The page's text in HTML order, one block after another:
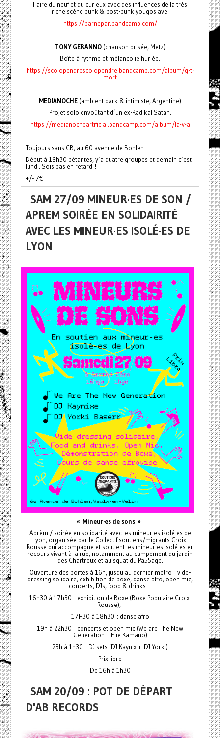
Faire du neuf et du curieux avec des influences de la très
riche scène punk & post-punk yougoslave.
https://parnepar.bandcamp.com/
TONY GERANNO(chanson brisée, Metz)
Boîte à rythme et mélancolie hurlée.
https://scolopendrescolopendre.bandcamp.com/album/g-t-
mort
MEDIANOCHE (ambient dark & intimiste, Argentine)
Projet solo envoûtant d’un ex-Radikal Satan.
https://medianocheartificial.bandcamp.com/album/la-v-a
Toujours sans CB, au 60 avenue de Bohlen
Début à 19h30 pétantes, y’a quatre groupes et demain c’est
lundi. Sois pas en retard !
+/- 7€
SAM 27/09 MINEUR·ES DE SON /
APREM SOIRÉE EN SOLIDAIRITÉ
AVEC LES MINEUR·ES ISOLÉ·ES DE
LYON
« Mineur·es de sons »
Aprèm / soirée en solidarité avec les mineur·es isolé·es de
Lyon, organisée par le Collectif soutiens/migrants Croix-
Rousse qui accompagne et soutient les mineur·es isolé·es en
recours vivant à la rue, notamment au campement du jardin
des Chartreux et au squat du Pa55age.
Ouverture des portes à 16h, jusqu'au dernier metro : vide-
dressing solidaire, exhibition de boxe, danse afro, open mic,
concerts, DJs, food & drinks !
16h30 à 17h30 : exhibition de Boxe (Boxe Populaire Croix-
Rousse),
17H30 à 18h30 : danse afro
19h à 22h30 : concerts et open mic (We are The New
Generation + Elie Kamano)
23h à 1h30 : DJ sets (DJ Kaynix + DJ Yorki)
Prix libre
De 16h à 1h30
SAM 20/09 : POT DE DÉPART
D'AB RECORDS